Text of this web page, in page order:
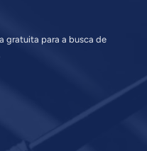
gratuita para a busca de